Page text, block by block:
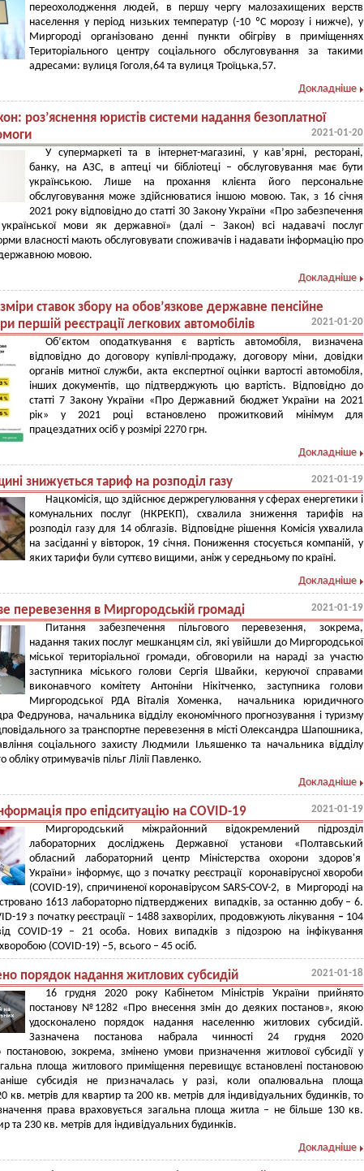
переохолодження людей, в першу чергу малозахищених верств
населення у період низьких температур (-10 ºC морозу і нижче), у
Миргороді організовано денні пункти обігріву в приміщеннях
Територіального центру соціального обслуговування за такими
адресами: вулиця Гоголя,64 та вулиця Троїцька,57.
Докладніше
роз’яснення юристів системи надання безоплатної
2021-01-20
У супермаркеті та в інтернет-магазині, у кав’ярні, ресторані,
банку, на АЗС, в аптеці чи бібліотеці – обслуговування має бути
українською. Лише на прохання клієнта його персональне
обслуговування може здійснюватися іншою мовою. Так, з 16 січня
2021 року відповідно до статті 30 Закону України «Про забезпечення
української мови як державної» (далі – Закон) всі надавачі послуг
власності мають обслуговувати споживачів і надавати інформацію про
державною мовою.
Докладніше
ставок збору на обов’язкове державне пенсійне
першій реєстрації легкових автомобілів
2021-01-20
Об’єктом оподаткування є вартість автомобіля, визначена
відповідно до договору купівлі-продажу, договору міни, довідки
органів митної служби, акта експертної оцінки вартості автомобіля,
інших документів, що підтверджують цю вартість. Відповідно до
статті 7 Закону України «Про Державний бюджет України на 2021
рік» у 2021 році встановлено прожитковий мінімум для
працездатних осіб у розмірі 2270 грн.
Докладніше
знижується тариф на розподіл газу 2021-01-19
Нацкомісія, що здійснює держрегулювання у сферах енергетики і
комунальних послуг (НКРЕКП), схвалила зниження тарифів на
розподіл газу для 14 облгазів. Відповідне рішення Комісія ухвалила
на засіданні у вівторок, 19 січня. Пониження стосується компаній, у
яких тарифи були суттєво вищими, аніж у середньому по країні.
Докладніше
перевезення в Миргородській громаді 2021-01-19
Питання забезпечення пільгового перевезення, зокрема,
надання таких послуг мешканцям сіл, які увійшли до Миргородської
міської територіальної громади, обговорили на нараді за участю
заступника міського голови Сергія Швайки, керуючої справами
виконавчого комітету Антоніни Нікітченко, заступника голови
Миргородської РДА Віталія Хоменка, начальника юридичного
Федрунова, начальника відділу економічного прогнозування і туризму
за транспортне перевезення в місті Олександра Шапошника,
соціального захисту Людмили Ільяшенко та начальника відділу
обліку отримувачів пільг Лілії Павленко.
Докладніше
про епідситуацію на COVID-19 2021-01-19
Миргородський міжрайонний відокремлений підрозділ
лабораторних досліджень Державної установи «Полтавський
обласний лабораторний центр Міністерства охорони здоров'я
України» інформує, що з початку реєстрації коронавірусної хвороби
(COVID-19), спричиненої коронавірусом SARS-COV-2, в Миргороді на
1613 лабораторно підтверджених випадків, за останню добу – 6.
19 з початку реєстрації – 1488 захворілих, продовжують лікування – 104
COVID-19 – 21 особа. Нових випадків з підозрою на інфікування
(COVID-19) –5, всього – 45 осіб.
порядок надання житлових субсидій 2021-01-18
16 грудня 2020 року Кабінетом Міністрів України прийнято
постанову №1282 «Про внесення змін до деяких постанов», якою
удосконалено порядок надання населенню житлових субсидій.
Зазначена постанова набрала чинності 24 грудня 2020
зокрема, змінено умови призначення житлової субсидії у
площа житлового приміщення перевищує встановлені постановою
субсидія не призначалась у разі, коли опалювальна площа
кв. метрів для квартир та 200 кв. метрів для індивідуальних будинків, то
права враховується загальна площа житла – не більше 130 кв.
та 230 кв. метрів для індивідуальних будинків.
Докладніше